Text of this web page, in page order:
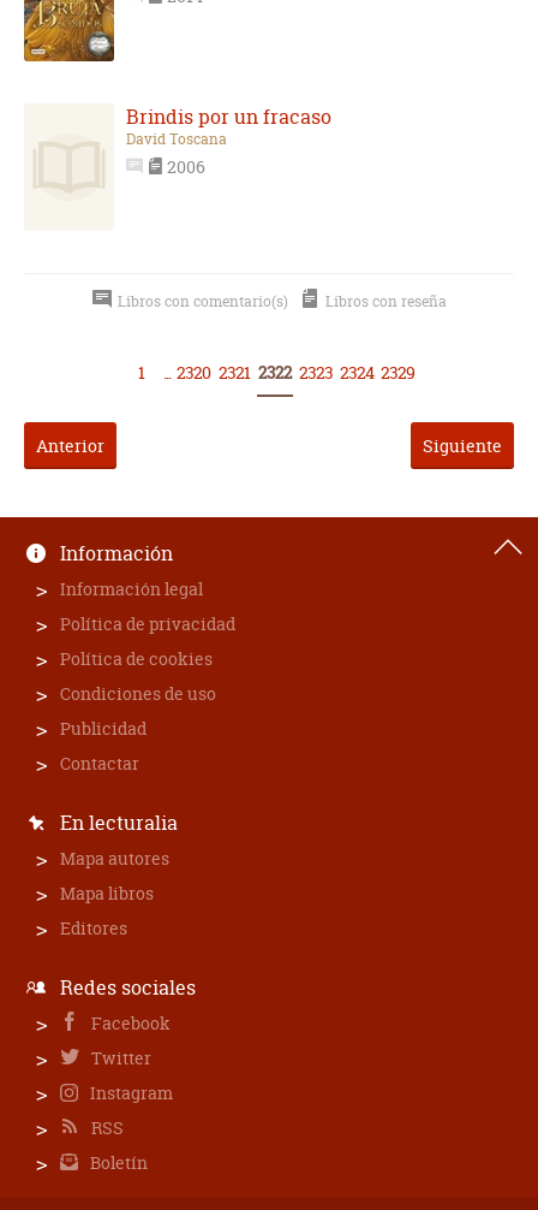
Brindis por un fracaso
David Toscana
2006
Libros con comentario(s) Libros con reseña
Anterior
1 ... 2320 2321 2322 2323 2324 2329
Siguiente
Información
Información legal
Política de privacidad
Política de cookies
Condiciones de uso
Publicidad
Contactar
En lecturalia
Mapa autores
Mapa libros
Editores
Redes sociales
Facebook
Twitter
Instagram
RSS
Boletín